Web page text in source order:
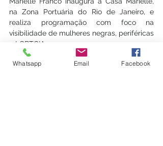
na Zona Portuária do Rio de Janeiro, e
realiza programação com foco na
visibilidade de mulheres negras, periféricas
e LGBTQIA+.
Abril de 2020
- Conforme reportagem da revista Veja,
Whatsapp Email Facebook